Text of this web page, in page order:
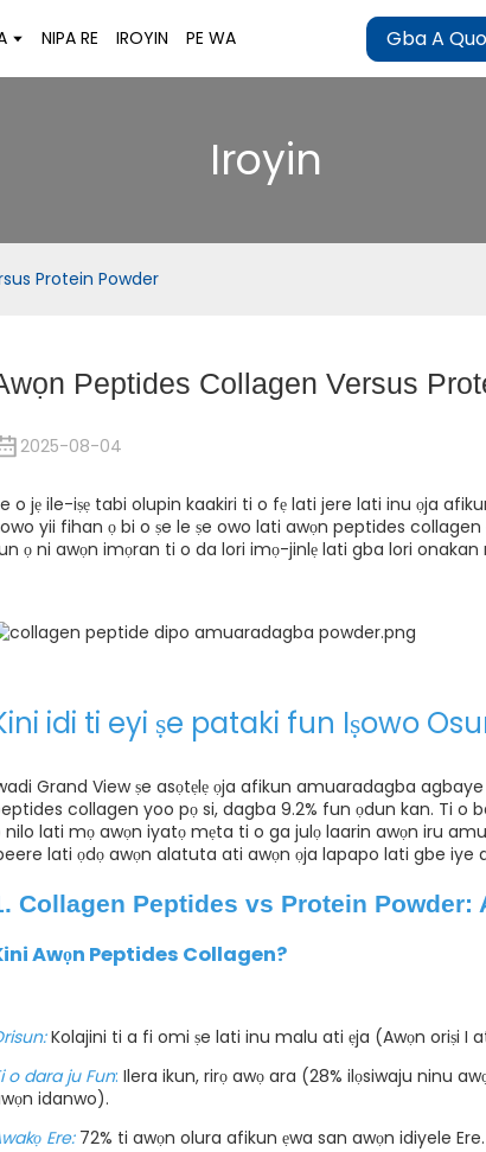
NIPA RE IROYIN PE WA Gba A
Iroyin
Protein Powder
Peptides Collagen Versus
2025-08-04
o jẹ ile-iṣẹ tabi olupin kaakiri ti o fẹ lati jere lati inu ọja
yii fihan ọ bi o ṣe le ṣe owo lati awọn peptides
ọ ni awọn imọran ti o da lori imọ-jinlẹ lati gba lori onakan
idi ti eyi ṣe pataki fun Iṣowo
Grand View ṣe asọtẹlẹ ọja afikun amuaradagba
collagen yoo pọ si, dagba 9.2% fun ọdun kan. Ti o
nilo lati mọ awọn iyatọ mẹta ti o ga julọ laarin awọn iru
lati ọdọ awọn alatuta ati awọn ọja lapapo lati gbe iye
Collagen Peptides vs Protein Powder:
Awọn Peptides Collagen?
Kolajini ti a fi omi ṣe lati inu malu ati ẹja (Awọn oriṣi I
o dara ju Fun: Ilera ikun, rirọ awọ ara (28% ilọsiwaju ninu
idanwo).
Ere: 72% ti awọn olura afikun ẹwa san awọn idiyele Ere.